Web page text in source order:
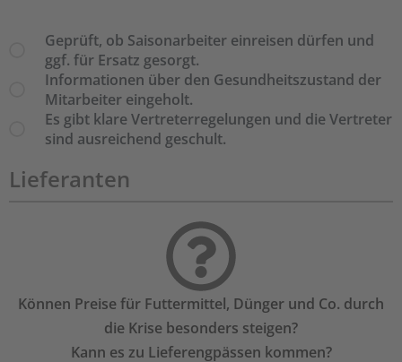
Geprüft, ob Saisonarbeiter einreisen dürfen und
ggf. für Ersatz gesorgt.
Informationen über den Gesundheitszustand der
Mitarbeiter eingeholt.
Es gibt klare Vertreterregelungen und die Vertreter
sind ausreichend geschult.
Lieferanten
Können Preise für Futtermittel, Dünger und Co. durch
die Krise besonders steigen?
Kann es zu Lieferengpässen kommen?